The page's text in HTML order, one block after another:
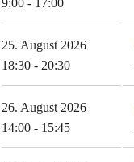
9:00 - 17:00
25. August 2026
18:30 - 20:30
26. August 2026
14:00 - 15:45